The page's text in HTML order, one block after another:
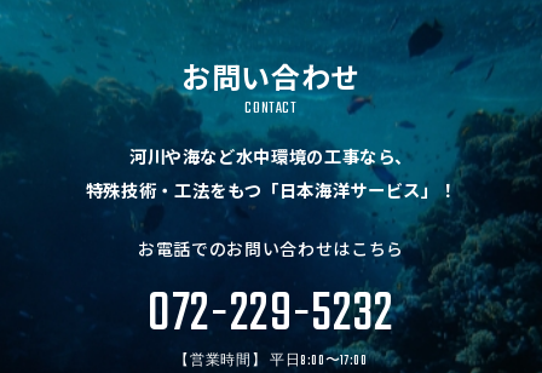
お問い合わせ
CONTACT
河川や海など水中環境の工事なら、
特殊技術・工法をもつ「日本海洋サービス」！
お電話でのお問い合わせはこちら
072-229-5232
【営業時間】 平日8:00〜17:00